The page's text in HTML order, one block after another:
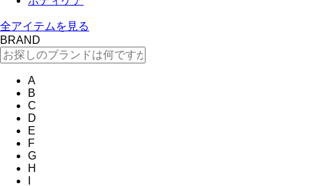
全アイテムを見る
BRAND
A
B
C
D
E
F
G
H